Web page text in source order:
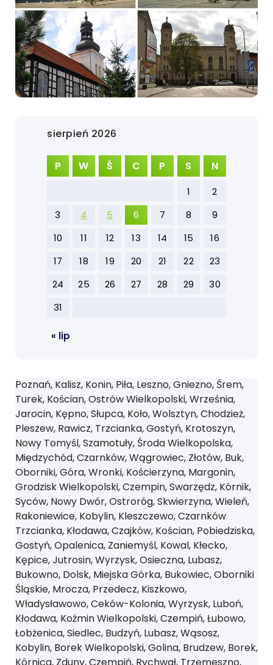
sierpień 2026
P W Ś C P S N
1
2
3
4 5 6 7 8
9
10
11 12 13 14 15
16
17
18 19 20 21 22
23
24
25 26 27 28 29
30
31
« lip
Poznań, Kalisz, Konin, Piła, Leszno, Gniezno, Śrem,
Turek, Kościan, Ostrów Wielkopolski, Września,
Jarocin, Kępno, Słupca, Koło, Wolsztyn, Chodzież,
Pleszew, Rawicz, Trzcianka, Gostyń, Krotoszyn,
Nowy Tomyśl, Szamotuły, Środa Wielkopolska,
Międzychód, Czarnków, Wągrowiec, Złotów, Buk,
Oborniki, Góra, Wronki, Kościerzyna, Margonin,
Grodzisk Wielkopolski, Czempin, Swarzędz, Kórnik,
Syców, Nowy Dwór, Ostroróg, Skwierzyna, Wieleń,
Rakoniewice, Kobylin, Kleszczewo, Czarnków
Trzcianka, Kłodawa, Czajków, Kościan, Pobiedziska,
Gostyń, Opalenica, Zaniemyśl, Kowal, Kłecko,
Kępice, Jutrosin, Wyrzysk, Osieczna, Lubasz,
Bukowno, Dolsk, Miejska Górka, Bukowiec, Oborniki
Śląskie, Mrocza, Przedecz, Kiszkowo,
Władysławowo, Ceków-Kolonia, Wyrzysk, Luboń,
Kłodawa, Koźmin Wielkopolski, Czempiń, Łubowo,
Łobżenica, Siedlec, Budzyń, Lubasz, Wąsosz,
Kobylin, Borek Wielkopolski, Golina, Brudzew, Borek,